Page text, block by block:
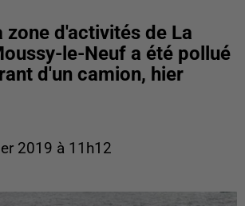
zone d'activités de La
le-Neuf a été pollué
d'un camion, hier
2019 à 11h12